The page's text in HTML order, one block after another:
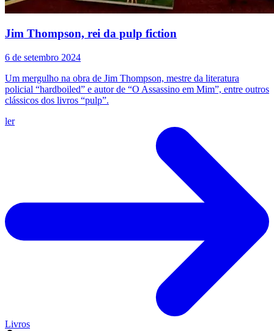
Jim Thompson, rei da pulp fiction
6 de setembro 2024
Um mergulho na obra de Jim Thompson, mestre da literatura
policial “hardboiled” e autor de “O Assassino em Mim”, entre outros
clássicos dos livros “pulp”.
ler
Livros